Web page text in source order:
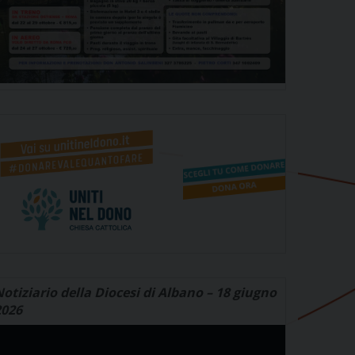
della Diocesi di Albano – 18 giugno